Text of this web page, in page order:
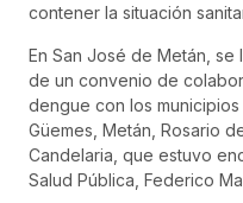
contener la situación
En San José de Metán,
de un convenio de
dengue con los
Güemes, Metán, Rosario
Candelaria, que estuvo
Salud Pública, Federico